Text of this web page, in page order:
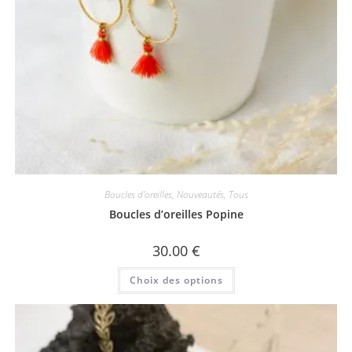
Boucles d'oreilles, Nouveautés, Tous
Boucles d’oreilles Popine
30.00 €
Choix des options
Ce
a
plusieurs
variations.
options